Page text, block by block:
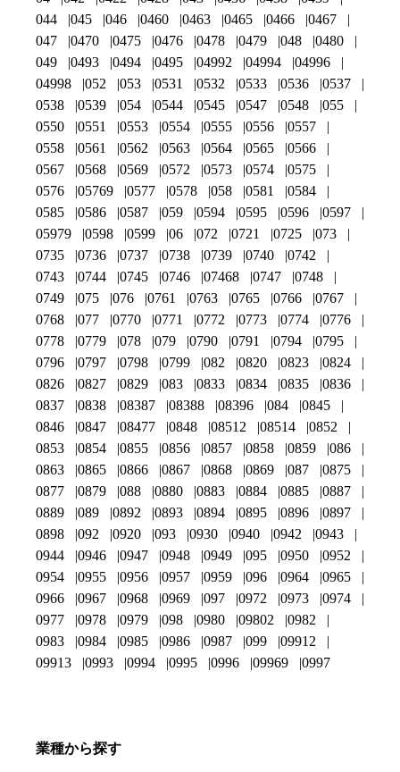
044
045 046 0460 0463 0465 0466
0467
047
0470 0475 0476 0478 0479 048
0480
049
0493 0494 0495 04992 04994
04996
04998
052 053 0531 0532 0533 0536
0537
0538
0539 054 0544 0545 0547 0548
055
0550
0551 0553 0554 0555 0556
0557
0558
0561 0562 0563 0564 0565
0566
0567
0568 0569 0572 0573 0574
0575
0576
05769 0577 0578 058 0581
0584
0585
0586 0587 059 0594 0595 0596
0597
05979
0598 0599 06 072 0721 0725
073
0735
0736 0737 0738 0739 0740
0742
0743
0744 0745 0746 07468 0747
0748
0749
075 076 0761 0763 0765 0766
0767
0768
077 0770 0771 0772 0773 0774
0776
0778
0779 078 079 0790 0791 0794
0795
0796
0797 0798 0799 082 0820 0823
0824
0826
0827 0829 083 0833 0834 0835
0836
0837
0838 08387 08388 08396 084
0845
0846
0847 08477 0848 08512 08514
0852
0853
0854 0855 0856 0857 0858 0859
086
0863
0865 0866 0867 0868 0869 087
0875
0877
0879 088 0880 0883 0884 0885
0887
0889
089 0892 0893 0894 0895 0896
0897
0898
092 0920 093 0930 0940 0942
0943
0944
0946 0947 0948 0949 095 0950
0952
0954
0955 0956 0957 0959 096 0964
0965
0966
0967 0968 0969 097 0972 0973
0974
0977
0978 0979 098 0980 09802
0982
0983
0984 0985 0986 0987 099
09912
09913
0993 0994 0995 0996 09969 0997
業種から探す